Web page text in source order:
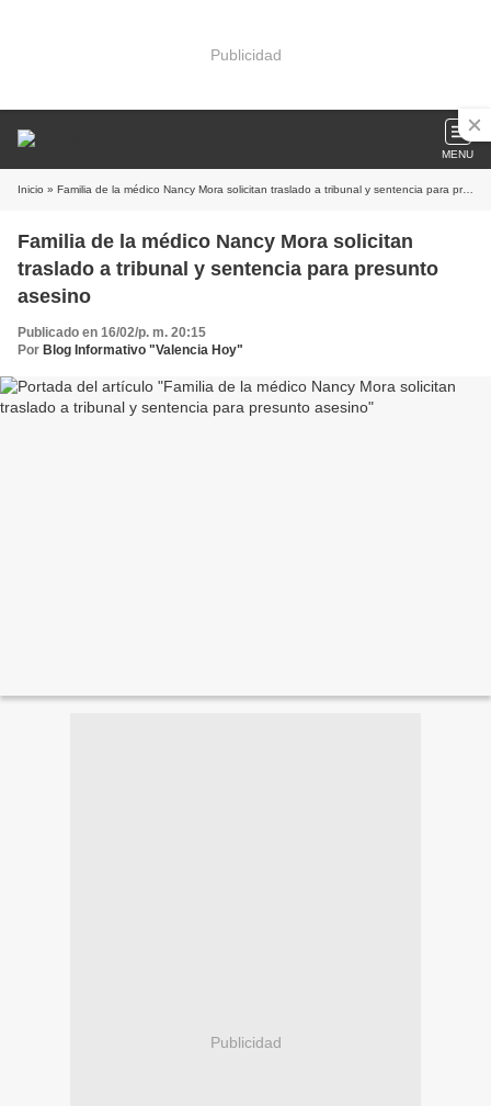
Publicidad
MENU
Inicio » Familia de la médico Nancy Mora solicitan traslado a tribunal y sentencia para presunto asesino
Familia de la médico Nancy Mora solicitan
traslado a tribunal y sentencia para presunto
asesino
Publicado en 16/02/p. m. 20:15
Por Blog Informativo "Valencia Hoy"
Publicidad